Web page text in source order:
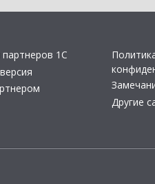
1С
Другие